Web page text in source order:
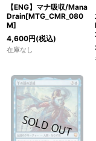
【ENG】マナ吸収/Mana
Drain[MTG_CMR_080
M]
4,600円(税込)
在庫なし